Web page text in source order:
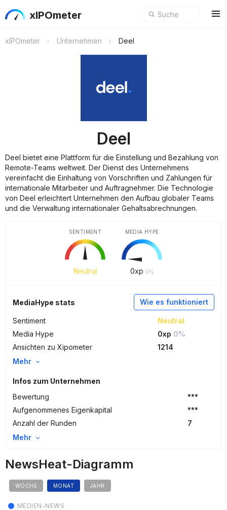
xIPOmeter
xIPOmeter Unternehmen Deel
Deel
Deel bietet eine Plattform für die Einstellung und Bezahlung von
Remote-Teams weltweit. Der Dienst des Unternehmens
vereinfacht die Einhaltung von Vorschriften und Zahlungen für
internationale Mitarbeiter und Auftragnehmer. Die Technologie
von Deel erleichtert Unternehmen den Aufbau globaler Teams
und die Verwaltung internationaler Gehaltsabrechnungen.
Neutral
SENTIMENT
0xp 0%
MEDIA HYPE
Wie es funktioniert
MediaHype stats
Sentiment
Neutral
Media Hype
0xp 0%
Ansichten zu Xipometer
1214
Mehr
Infos zum Unternehmen
Bewertung
***
Aufgenommenes Eigenkapital
***
Anzahl der Runden
7
Mehr
NewsHeat-Diagramm
WOCHE MONAT JAHR
MEDIEN-NEWS